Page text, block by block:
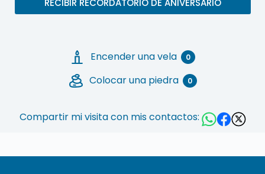
RECIBIR RECORDATORIO DE ANIVERSARIO
Encender una vela 0
Colocar una piedra 0
Compartir mi visita con mis contactos: